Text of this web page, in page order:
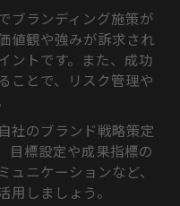
ブランディング施策が
値観や強みが訴求され
ントです。また、成功
ことで、リスク管理や
社のブランド戦略策定
目標設定や成果指標の
ニケーションなど、
しましょう。